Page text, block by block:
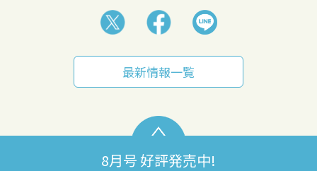
最新情報一覧
8月号 好評発売中!